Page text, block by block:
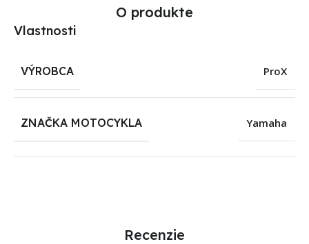
O produkte
Vlastnosti
VÝROBCA ProX
ZNAČKA MOTOCYKLA Yamaha
Recenzie